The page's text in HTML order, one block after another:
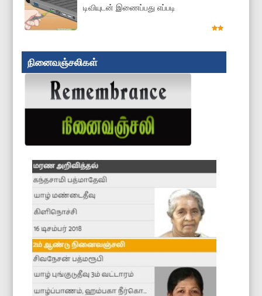
டிவியுடன் இணைப்பது எப்படி
நினைவஞ்சலிகள்